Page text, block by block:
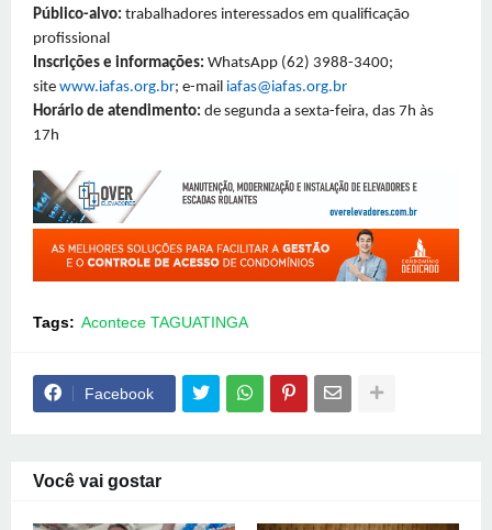
Público-alvo: trabalhadores interessados em qualificação
profissional
Inscrições e informações: WhatsApp (62) 3988-3400;
site www.iafas.org.br; e-mail iafas@iafas.org.br
Horário de atendimento: de segunda a sexta-feira, das 7h às
17h
Tags: Acontece TAGUATINGA
Facebook
Você vai gostar